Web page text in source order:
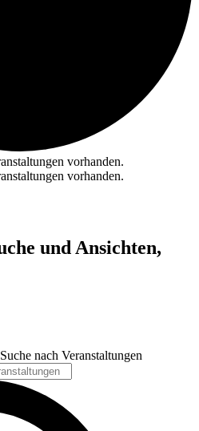
vorhanden.
vorhanden.
und Ansichten,
nach Veranstaltungen